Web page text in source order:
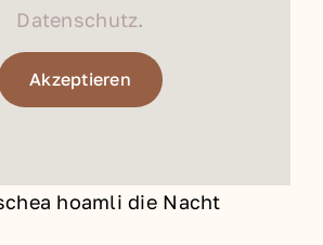
Datenschutz.
Akzeptieren
hoamli die Nacht